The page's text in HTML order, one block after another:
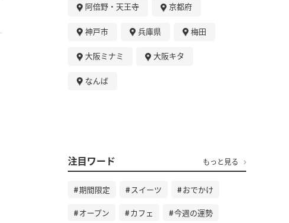
阿倍野・天王寺 京都府
神戸市 兵庫県 梅田
大阪ミナミ 大阪キタ
なんば
注目ワード もっと見る
期間限定 スイーツ おでかけ
オープン カフェ 今週の運勢